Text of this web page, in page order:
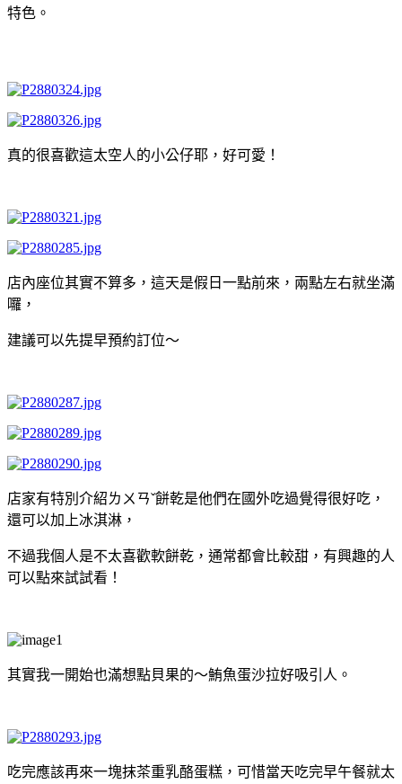
特色。
真的很喜歡這太空人的小公仔耶，好可愛！
店內座位其實不算多，這天是假日一點前來，兩點左右就坐滿
囉，
建議可以先提早預約訂位～
店家有特別介紹ㄌㄨㄢˇ餅乾是他們在國外吃過覺得很好吃，
還可以加上冰淇淋，
不過我個人是不太喜歡軟餅乾，通常都會比較甜，有興趣的人
可以點來試試看！
其實我一開始也滿想點貝果的～鮪魚蛋沙拉好吸引人。
吃完應該再來一塊抹茶重乳酪蛋糕，可惜當天吃完早午餐就太